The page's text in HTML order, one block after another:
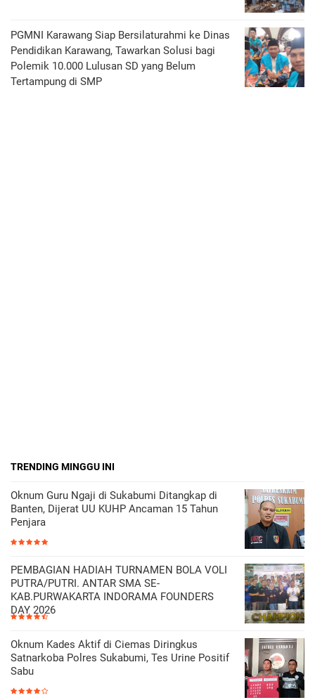
PGMNI Karawang Siap Bersilaturahmi ke Dinas
Pendidikan Karawang, Tawarkan Solusi bagi
Polemik 10.000 Lulusan SD yang Belum
Tertampung di SMP
TRENDING MINGGU INI
Oknum Guru Ngaji di Sukabumi Ditangkap di
Banten, Dijerat UU KUHP Ancaman 15 Tahun
Penjara
PEMBAGIAN HADIAH TURNAMEN BOLA VOLI
PUTRA/PUTRI. ANTAR SMA SE-
KAB.PURWAKARTA INDORAMA FOUNDERS
DAY 2026
Oknum Kades Aktif di Ciemas Diringkus
Satnarkoba Polres Sukabumi, Tes Urine Positif
Sabu